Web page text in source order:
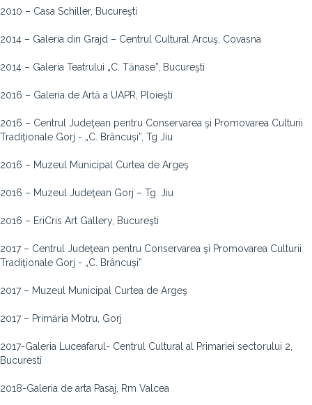
2010 – Casa Schiller, Bucureşti
2014 – Galeria din Grajd – Centrul Cultural Arcuş, Covasna
2014 – Galeria Teatrului „C. Tănase”, Bucureşti
2016 – Galeria de Artă a UAPR, Ploieşti
2016 – Centrul Judeţean pentru Conservarea şi Promovarea Culturii
Tradiţionale Gorj - „C. Brâncuşi”, Tg Jiu
2016 – Muzeul Municipal Curtea de Argeş
2016 – Muzeul Judeţean Gorj – Tg. Jiu
2016 – EriCris Art Gallery, Bucureşti
2017 – Centrul Judeţean pentru Conservarea şi Promovarea Culturii
Tradiţionale Gorj - „C. Brâncuşi”
2017 – Muzeul Municipal Curtea de Argeş
2017 – Primăria Motru, Gorj
2017-Galeria Luceafarul- Centrul Cultural al Primariei sectorului 2,
Bucuresti
2018-Galeria de arta Pasaj, Rm Valcea